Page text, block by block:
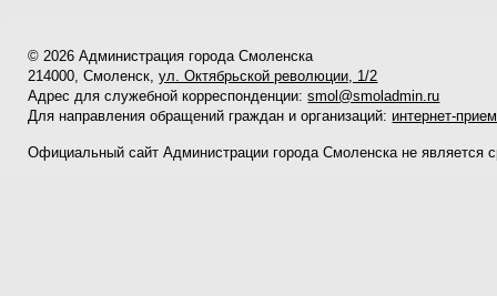
© 2026 Администрация города Смоленска
214000, Смоленск,ул. Октябрьской революции, 1/2
Адрес для служебной корреспонденции:smol@smoladmin.ru
Для направления обращений граждан и организаций: интернет-
Официальный сайт Администрации города Смоленска не является